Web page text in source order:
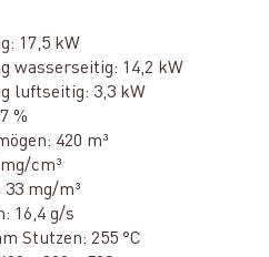
17,5 kW
wasserseitig: 14,2 kW
luftseitig: 3,3 kW
%
420 m³
cm³
33 mg/m³
16,4 g/s
Stutzen: 255 °C